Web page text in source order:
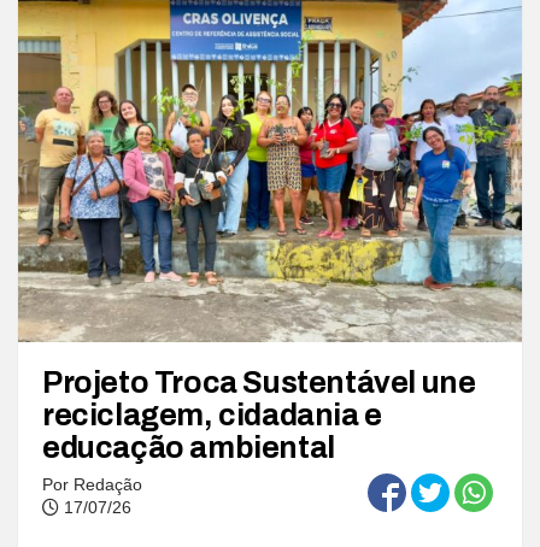
Projeto Troca Sustentável une
reciclagem, cidadania e
educação ambiental
Por Redação
17/07/26